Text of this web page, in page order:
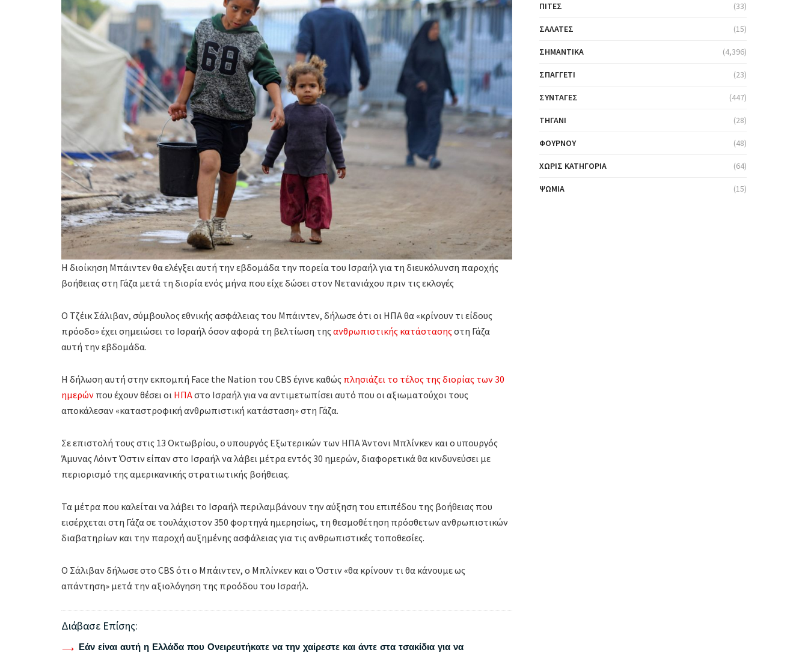
Η διοίκηση Μπάιντεν θα ελέγξει αυτή την εβδομάδα την πορεία του Ισραήλ για τη διευκόλυνση παροχής
βοήθειας στη Γάζα μετά τη διορία ενός μήνα που είχε δώσει στον Νετανιάχου πριν τις εκλογές
Ο Τζέικ Σάλιβαν, σύμβουλος εθνικής ασφάλειας του Μπάιντεν, δήλωσε ότι οι ΗΠΑ θα «κρίνουν τι είδους
πρόοδο» έχει σημειώσει το Ισραήλ όσον αφορά τη βελτίωση τηςανθρωπιστικής κατάστασηςστη Γάζα
αυτή την εβδομάδα.
Η δήλωση αυτή στην εκπομπή Face the Nation του CBS έγινε καθώς πλησιάζει το τέλος της διορίας των 30
ημερών που έχουν θέσει οι ΗΠΑστο Ισραήλ για να αντιμετωπίσει αυτό που οι αξιωματούχοι τους
αποκάλεσαν «καταστροφική ανθρωπιστική κατάσταση» στη Γάζα.
Σε επιστολή τους στις 13 Οκτωβρίου, ο υπουργός Εξωτερικών των ΗΠΑ Άντονι Μπλίνκεν και ο υπουργός
Άμυνας Λόιντ Όστιν είπαν στο Ισραήλ να λάβει μέτρα εντός 30 ημερών, διαφορετικά θα κινδυνεύσει με
περιορισμό της αμερικανικής στρατιωτικής βοήθειας.
Τα μέτρα που καλείται να λάβει το Ισραήλ περιλαμβάνουν την αύξηση του επιπέδου της βοήθειας που
εισέρχεται στη Γάζα σε τουλάχιστον 350 φορτηγά ημερησίως, τη θεσμοθέτηση πρόσθετων ανθρωπιστικών
διαβατηρίων και την παροχή αυξημένης ασφάλειας για τις ανθρωπιστικές τοποθεσίες.
Ο Σάλιβαν δήλωσε στο CBS ότι ο Μπάιντεν, ο Μπλίνκεν και ο Όστιν «θα κρίνουν τι θα κάνουμε ως
απάντηση» μετά την αξιολόγηση της προόδου του Ισραήλ.
Διάβασε Επίσης:
Εάν είναι αυτή η Ελλάδα που Ονειρευτήκατε να την χαίρεστε και άντε στα τσακίδια για να
ΠΊΤΕΣ (33)
ΣΑΛΆΤΕΣ (15)
ΣΗΜΑΝΤΙΚΆ (4,396)
ΣΠΑΓΓΈΤΙ (23)
ΣΥΝΤΑΓΈΣ (447)
ΤΗΓΆΝΙ (28)
ΦΟΎΡΝΟΥ (48)
ΧΩΡΊΣ ΚΑΤΗΓΟΡΊΑ (64)
ΨΩΜΙΆ (15)